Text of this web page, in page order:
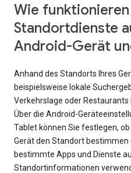
Wie
Standortdienste
Android-Gerät
Anhand des Standorts Ihres
beispielsweise lokale
Verkehrslage oder Restaurants
Über die Android-
Tablet können Sie festlegen,
Gerät den Standort bestimmen
bestimmte Apps und Dienste
Standortinformationen